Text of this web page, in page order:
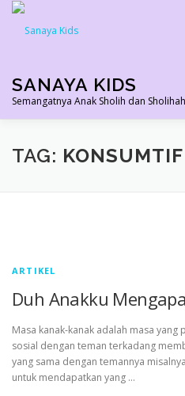
Skip
content
SANAYA KIDS
Semangatnya Anak Sholih dan Sholihah
HOME KONTAK
PELUANG USAHA
TAG: KONSUMTIF
ARTIKEL
Duh Anakku
Masa kanak-kanak adalah masa
sosial dengan teman terkadang
yang sama dengan temannya
untuk mendapatkan yang …